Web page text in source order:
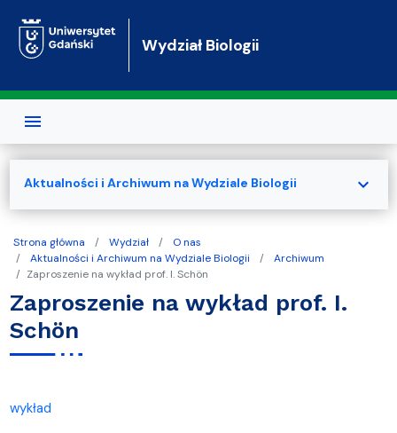
Wydział Biologii
Strona główna Wydział
O nas
Aktualności i Archiwum na Wydziale Biologii
Archiwum
Zaproszenie na wykład prof. I. Schön
Zaproszenie na wykład prof. I.
Schön
wykład
Aktualności i Archiwum na Wydziale Biologii expand_more